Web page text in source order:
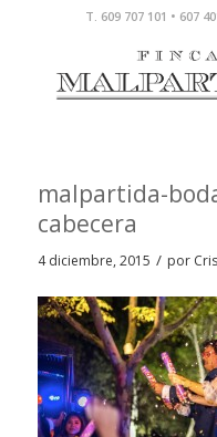
T. 609 707 101 • 607
malpartida-
cabecera
4 diciembre, 2015 / por